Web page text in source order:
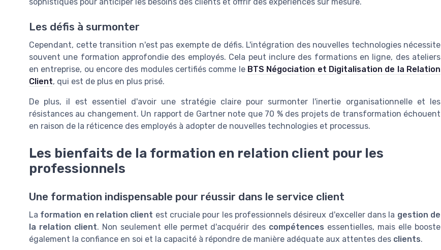
sophistiqués pour anticiper les besoins des clients et offrir des expériences sur mesure.
Les défis à surmonter
Cependant, cette transition n'est pas exempte de défis. L'intégration des nouvelles technologies nécessite
souvent une formation approfondie des employés. Cela peut inclure des formations en ligne, des ateliers
en entreprise, ou encore des modules certifiés comme le BTS Négociation et Digitalisation de la Relation
Client, qui est de plus en plus prisé.
De plus, il est essentiel d'avoir une stratégie claire pour surmonter l'inertie organisationnelle et les
résistances au changement. Un rapport de Gartner note que 70 % des projets de transformation échouent
en raison de la réticence des employés à adopter de nouvelles technologies et processus.
Les bienfaits de la formation en relation client pour les
professionnels
Une formation indispensable pour réussir dans le service client
La formation en relation client est cruciale pour les professionnels désireux d'exceller dans la gestion de
la relation client. Non seulement elle permet d'acquérir des compétences essentielles, mais elle booste
également la confiance en soi et la capacité à répondre de manière adéquate aux attentes des clients.